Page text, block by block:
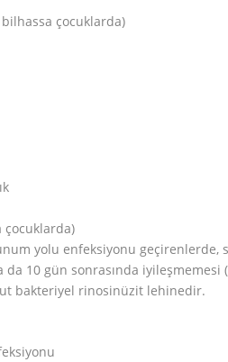
çocuklarda)
çocuklarda)
yolu enfeksiyonu geçirenlerde,
10 gün sonrasında iyileşmemesi
bakteriyel rinosinüzit lehinedir.